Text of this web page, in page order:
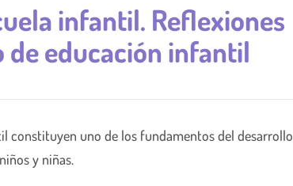
infantil. Reflexiones
de educación infantil
constituyen uno de los fundamentos del desarrollo
y niñas.